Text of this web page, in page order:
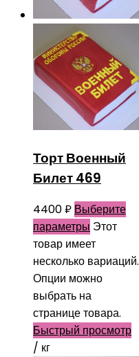
Торт Военный
Билет 469
4400₽ Выберите
параметры Этот
товар имеет
несколько вариаций.
Опции можно
выбрать на
странице товара.
Быстрый просмотр
/ кг